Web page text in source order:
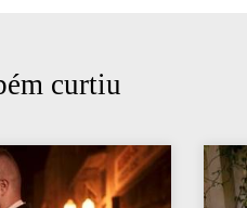
curtiu